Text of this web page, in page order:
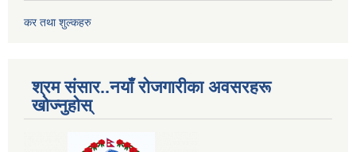
कर तथा शुल्कहरु
श्रम संसार..नयाँ रोजगारीका अवसरहरू
खोज्नुहोस्